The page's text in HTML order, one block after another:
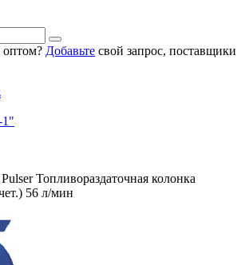
Добавьте свой запрос, поставщики
Топливораздаточная колонка
56 л/мин